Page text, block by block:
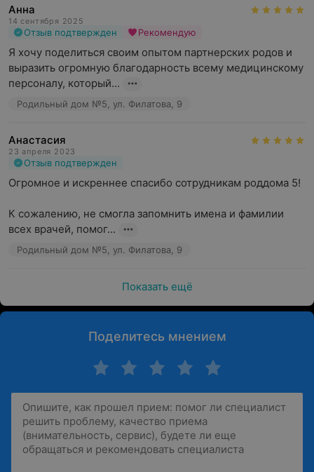
Анна
14 сентября 2025
Отзыв подтвержден Рекомендую
Я хочу поделиться своим опытом партнерских родов и
выразить огромную благодарность всему медицинскому
персоналу, который...
Родильный дом №5, ул. Филатова, 9
Анастасия
23 апреля 2023
Отзыв подтвержден
Огромное и искреннее спасибо сотрудникам роддома 5!
К сожалению, не смогла запомнить имена и фамилии
всех врачей, помог...
Родильный дом №5, ул. Филатова, 9
Показать ещё
Поделитесь мнением